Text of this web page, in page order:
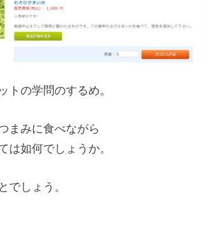
トの学問のするめ。
まみに食べながら
は如何でしょうか。
でしょう。